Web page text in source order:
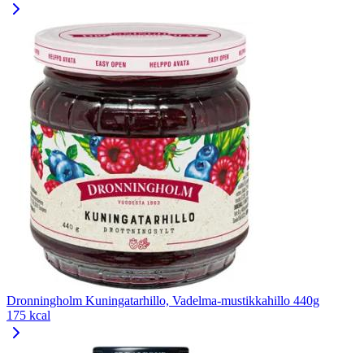
Dronningholm Kuningatarhillo, Vadelma-mustikkahillo 440g
175 kcal